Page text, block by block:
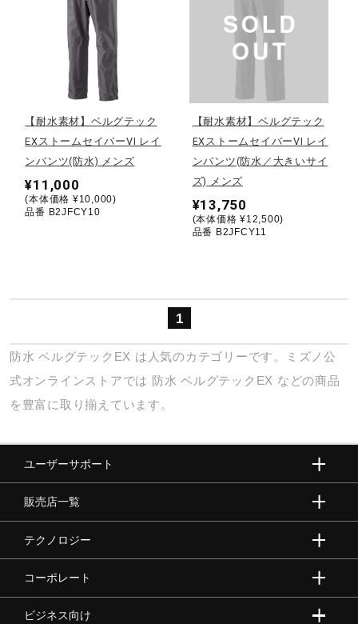
メディカル
コラボ／ライセンス
セール
その他
取扱店一覧
【耐水素材】ベルグテック
EXストームセイバーVI レイ
ンパンツ(防水) メンズ
¥11,000
(本体価格 ¥10,000)
品番 B2JFCY10
【耐水素材】ベルグテック
EXストームセイバーVI レイ
ンパンツ(防水／大きいサイ
ズ) メンズ
¥13,750
(本体価格 ¥12,500)
品番 B2JFCY11
1
防水 ベルグテックEX は人気のカテゴリーです。ミズノ公
式オンラインストアでは 防水 ベルグテックEX などの商品
を豊富に取り揃えています。
ユーザーサポート
販売店一覧
テクノロジー
コーポレート
ビジネス向け